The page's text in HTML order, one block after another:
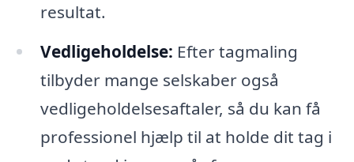
resultat.
Vedligeholdelse: Efter tagmaling
tilbyder mange selskaber også
vedligeholdelsesaftaler, så du kan få
professionel hjælp til at holde dit tag i